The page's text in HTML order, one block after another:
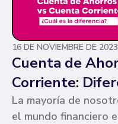
16 DE NOVIEMBRE DE 2023
Cuenta de
Corriente:
La mayoría de
el mundo financiero